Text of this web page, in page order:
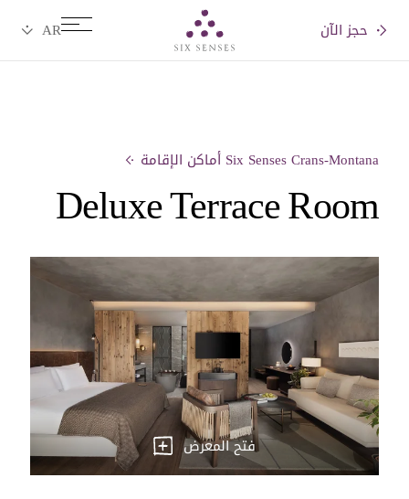
حجز الآن
Six Senses Crans-Montana أماكن الإقامة
Deluxe Terrace Room
فتح المعرض